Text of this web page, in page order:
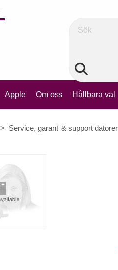
Sök
Apple Om oss Hållbara val
Service, garanti & support datorer